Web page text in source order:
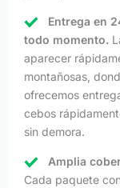
Entrega en
todo momento.
aparecer
montañosas,
ofrecemos
cebos
sin demora.
Amplia
Cada paquete